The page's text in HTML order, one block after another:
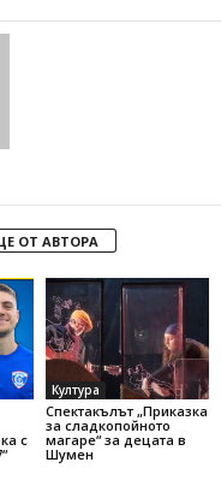
ОТ АВТОРА
с
Култура
Спектакълът „Приказка
за сладкопойното
магаре“ за децата в
Шумен